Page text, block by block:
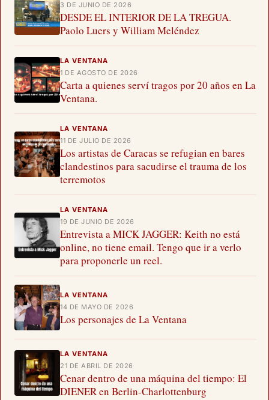
3 DE JUNIO DE 2026
DESDE EL INTERIOR DE LA TREGUA.
Paolo Luers y William Meléndez
LA VENTANA
1 DE AGOSTO DE 2026
Carta a quienes serví tragos por 20 años en La
Ventana.
LA VENTANA
11 DE JULIO DE 2026
Los artistas de Caracas se refugian en bares
clandestinos para sacudirse el trauma de los
terremotos
LA VENTANA
19 DE JUNIO DE 2026
Entrevista a MICK JAGGER: Keith no está
online, no tiene email. Tengo que ir a verlo
para proponerle un reel.
LA VENTANA
14 DE MAYO DE 2026
Los personajes de La Ventana
LA VENTANA
21 DE ABRIL DE 2026
Cenar dentro de una máquina del tiempo: El
DIENER en Berlin-Charlottenburg